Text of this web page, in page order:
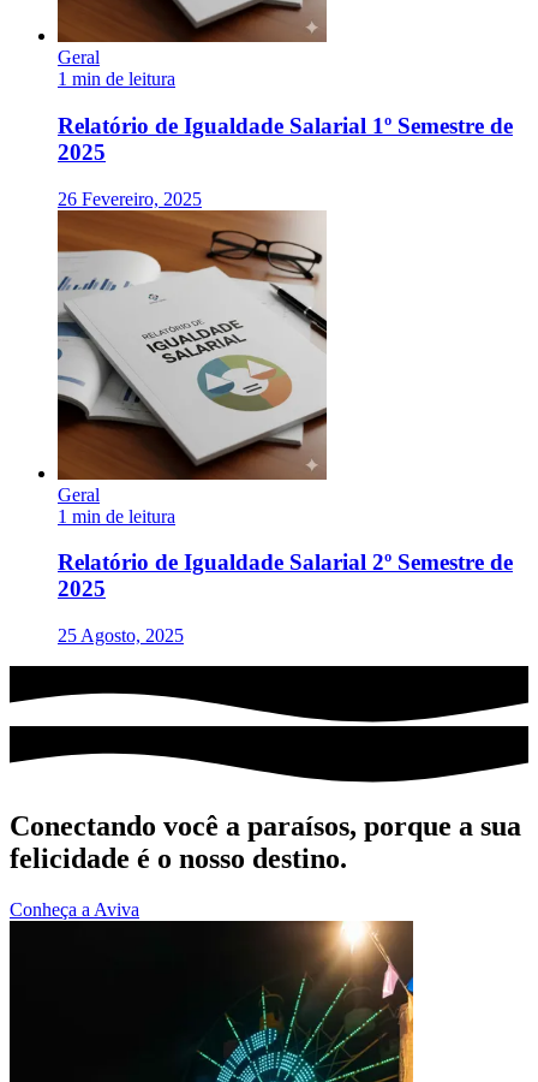
Geral
1 min de leitura
Relatório de Igualdade Salarial 1º Semestre de
2025
26 Fevereiro, 2025
Geral
1 min de leitura
Relatório de Igualdade Salarial 2º Semestre de
2025
25 Agosto, 2025
Conectando você a paraísos, porque a sua
felicidade é o nosso destino.
Conheça a Aviva